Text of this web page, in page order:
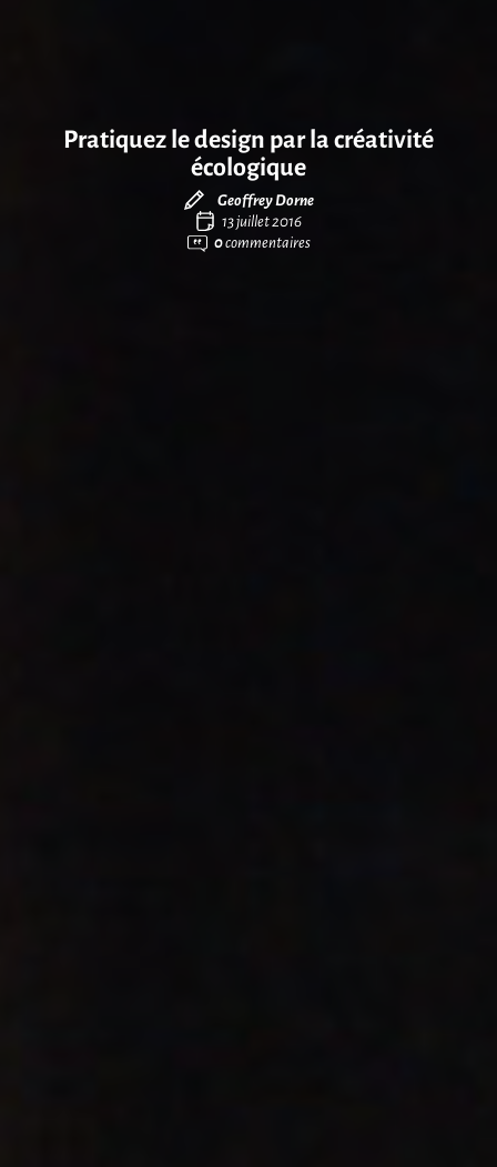
Pratiquez le design par la créativité
écologique
Geoffrey Dorne
13 juillet 2016
0commentaires